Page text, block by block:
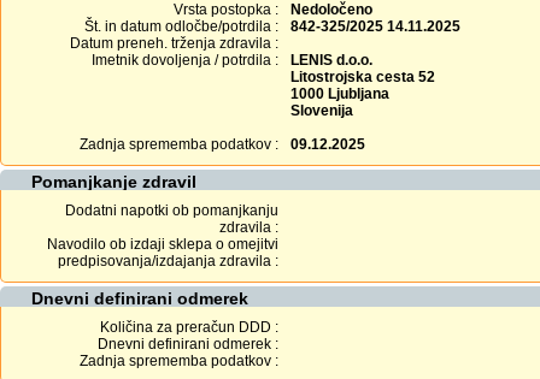
Vrsta postopka :
Nedoločeno
Št. in datum odločbe/potrdila :
842-325/2025 14.11.2025
Datum preneh. trženja zdravila :
Imetnik dovoljenja / potrdila :
LENIS d.o.o.
Litostrojska cesta 52
1000 Ljubljana
Slovenija
Zadnja sprememba podatkov :
09.12.2025
Pomanjkanje zdravil
Dodatni napotki ob pomanjkanju
zdravila :
Navodilo ob izdaji sklepa o omejitvi
predpisovanja/izdajanja zdravila :
Dnevni definirani odmerek
Količina za preračun DDD :
Dnevni definirani odmerek :
Zadnja sprememba podatkov :